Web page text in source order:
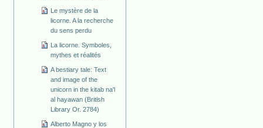
Le mystère de la
licorne. A la recherche
du sens perdu
La licorne. Symboles,
mythes et réalités
A bestiary tale: Text
and image of the
unicorn in the kitab na'l
al hayawan (British
Library Or. 2784)
Alberto Magno y los